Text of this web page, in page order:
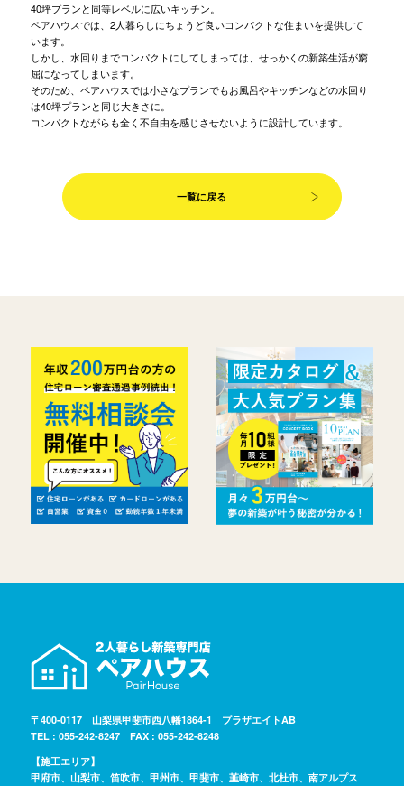
40坪プランと同等レベルに広いキッチン。
ペアハウスでは、2人暮らしにちょうど良いコンパクトな住まいを提供して
います。
しかし、水回りまでコンパクトにしてしまっては、せっかくの新築生活が窮
屈になってしまいます。
そのため、ペアハウスでは小さなプランでもお風呂やキッチンなどの水回り
は40坪プランと同じ大きさに。
コンパクトながらも全く不自由を感じさせないように設計しています。
一覧に戻る
〒400-0117 山梨県甲斐市西八幡1864-1 プラザエイトAB
TEL : 055-242-8247 FAX : 055-242-8248
【施工エリア】
甲府市、山梨市、笛吹市、甲州市、甲斐市、韮崎市、北杜市、南アルプス